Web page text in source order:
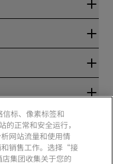
标、像素标签和
正常和安全运行，
网站流量和使用情
销售工作。选择“接
集团收集关于您的